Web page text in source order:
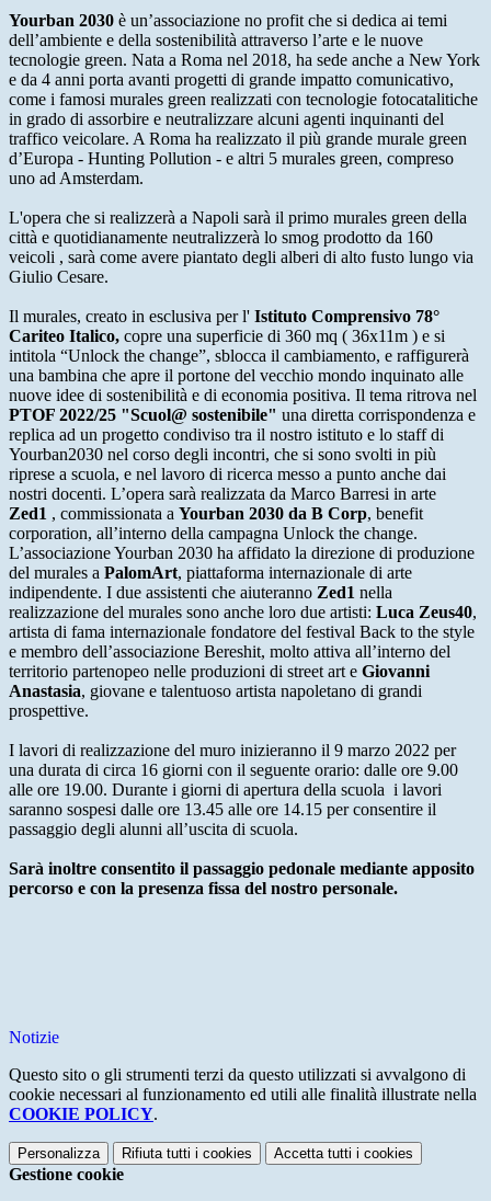
Yourban 2030 è un’associazione no profit che si dedica ai temi
dell’ambiente e della sostenibilità attraverso l’arte e le nuove
tecnologie green. Nata a Roma nel 2018, ha sede anche a New York
e da 4 anni porta avanti progetti di grande impatto comunicativo,
come i famosi murales green realizzati con tecnologie fotocatalitiche
in grado di assorbire e neutralizzare alcuni agenti inquinanti del
traffico veicolare. A Roma ha realizzato il più grande murale green
d’Europa - Hunting Pollution - e altri 5 murales green, compreso
uno ad Amsterdam.
L'opera che si realizzerà a Napoli sarà il primo murales green della
città e quotidianamente neutralizzerà lo smog prodotto da 160
veicoli , sarà come avere piantato degli alberi di alto fusto lungo via
Giulio Cesare.
Il murales, creato in esclusiva per l' Istituto Comprensivo 78°
Cariteo Italico, copre una superficie di 360 mq ( 36x11m ) e si
intitola “Unlock the change”, sblocca il cambiamento, e raffigurerà
una bambina che apre il portone del vecchio mondo inquinato alle
nuove idee di sostenibilità e di economia positiva. Il tema ritrova nel
PTOF 2022/25 "Scuol@ sostenibile" una diretta corrispondenza e
replica ad un progetto condiviso tra il nostro istituto e lo staff di
Yourban2030 nel corso degli incontri, che si sono svolti in più
riprese a scuola, e nel lavoro di ricerca messo a punto anche dai
nostri docenti. L’opera sarà realizzata da Marco Barresi in arte
Zed1 , commissionata a Yourban 2030 da B Corp, benefit
corporation, all’interno della campagna Unlock the change.
L’associazione Yourban 2030 ha affidato la direzione di produzione
del murales a PalomArt, piattaforma internazionale di arte
indipendente. I due assistenti che aiuteranno Zed1 nella
realizzazione del murales sono anche loro due artisti: Luca Zeus40,
artista di fama internazionale fondatore del festival Back to the style
e membro dell’associazione Bereshit, molto attiva all’interno del
territorio partenopeo nelle produzioni di street art e Giovanni
Anastasia, giovane e talentuoso artista napoletano di grandi
prospettive.
I lavori di realizzazione del muro inizieranno il 9 marzo 2022 per
una durata di circa 16 giorni con il seguente orario: dalle ore 9.00
alle ore 19.00. Durante i giorni di apertura della scuola i lavori
saranno sospesi dalle ore 13.45 alle ore 14.15 per consentire il
passaggio degli alunni all’uscita di scuola.
Sarà inoltre consentito il passaggio pedonale mediante apposito
percorso e con la presenza fissa del nostro personale.
Notizie
Questo sito o gli strumenti terzi da questo utilizzati si avvalgono di
cookie necessari al funzionamento ed utili alle finalità illustrate nella
COOKIE POLICY.
Personalizza Rifiuta tutti i cookies Accetta tutti i cookies
Gestione cookie